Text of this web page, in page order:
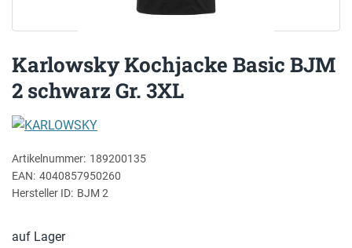
Karlowsky Kochjacke Basic BJM
2 schwarz Gr. 3XL
KARLOWSKY
Artikelnummer: 189200135
EAN: 4040857950260
Hersteller ID: BJM 2
auf Lager